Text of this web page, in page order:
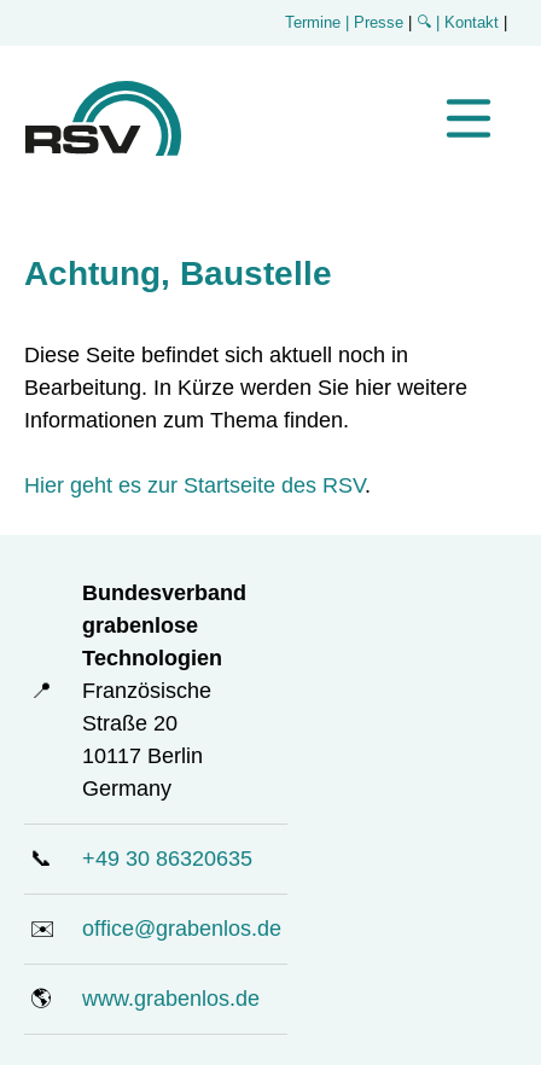
Termine | Presse 🔍 | Kontakt
Achtung, Baustelle
Diese Seite befindet sich aktuell noch in
Bearbeitung. In Kürze werden Sie hier weitere
Informationen zum Thema finden.
Hier geht es zur Startseite des RSV.
📍
Bundesverband
grabenlose
Technologien
Französische
Straße 20
10117 Berlin
Germany
📞 +49 30 86320635
✉️ office@grabenlos.de
🌎 www.grabenlos.de